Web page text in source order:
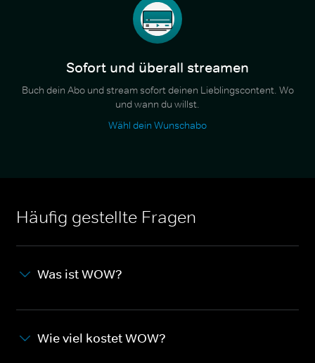
Sofort und überall streamen
Buch dein Abo und stream sofort deinen Lieblingscontent. Wo
und wann du willst.
Wähl dein Wunschabo
Häufig gestellte Fragen
Was ist WOW?
Wie viel kostet WOW?